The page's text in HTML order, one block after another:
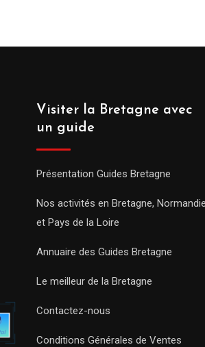
Visiter la Bretagne avec
un guide
Présentation Guides Bretagne
Nos activités en Bretagne, Normandie
et Pays de la Loire
Annuaire des Guides Bretagne
Le meilleur de la Bretagne
Contactez-nous
Conditions Générales de Ventes